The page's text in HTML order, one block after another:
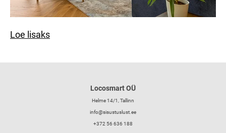
Loe lisaks
Locosmart OÜ
Helme 14/1, Tallinn
info@sisustuslust.ee
+372 56 636 188